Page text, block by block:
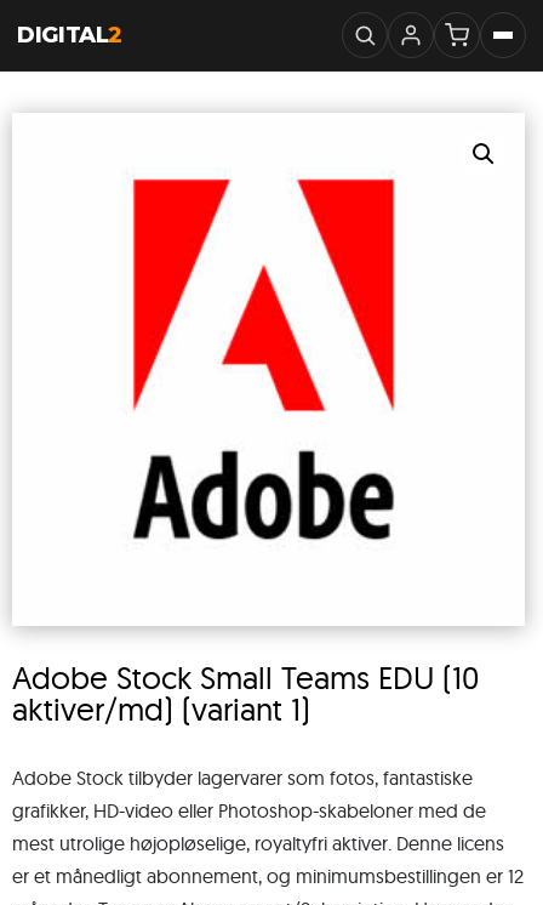
DIGITAL2
Adobe Stock Small Teams EDU (10
aktiver/md) (variant 1)
Adobe Stock tilbyder lagervarer som fotos, fantastiske
grafikker, HD-video eller Photoshop-skabeloner med de
mest utrolige højopløselige, royaltyfri aktiver. Denne licens
er et månedligt abonnement, og minimumsbestillingen er 12